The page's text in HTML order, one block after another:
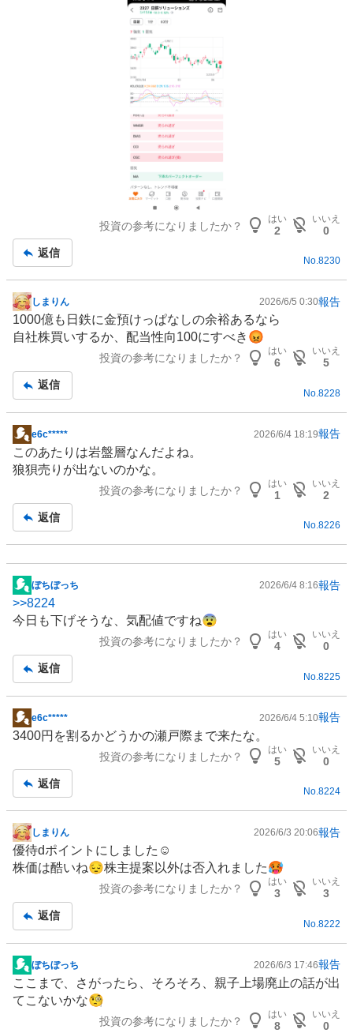
投資の参考になりましたか？
はい
2
いいえ
0
返信
No.8230
掲
示
板
しまりん 2026/6/5 0:30報告
1000億も日鉄に金預けっぱなしの余裕あるなら
自社株買いするか、配当性向100にすべき😡
投資の参考になりましたか？
はい
6
いいえ
5
返信
No. 8228
掲
示
板
e6c***** 2026/6/4 18:19報告
このあたりは岩盤層なんだよね。
狼狽売りが出ないのかな。
投資の参考になりましたか？
はい
1
いいえ
2
返信
No.8226
掲
示
板
ぼちぼっち 2026/6/4 8:16報告
>>8224
今日も下げそうな、気配値ですね😨
投資の参考になりましたか？
はい
4
いいえ
0
返信
No. 8225
掲
示
事
e6c***** 2026/6/4 5:10報告
3400円を割るかどうかの瀬戸際まで来たな。
投資の参考になりましたか？
はい
5
いいえ
0
返信
No.8224
掲
示
板
しまりん 2026/6/3 20:06報告
優待dポイントにしました☺️
株価は酷いね😔株主提案以外は否入れました🥵
投資の参考になりましたか？
はい
3
いいえ
3
返信
No. 8222
掲
示
板
ぼちぼっち 2026/6/3 17:46報告
ここまで、さがったら、そろそろ、 親子上場廃止の話が出
てこないかな🧐
投資の参考になりましたか？
はい
8
いいえ
0